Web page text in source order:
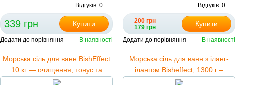
Відгуків: 0
339 грн Купити
Додати до порівняння В наявності
Відгуків: 0
200 грн
179 грн
Купити
Додати до порівняння В наявності
Морська сіль для ванн BishEffect
10 кг — очищення, тонус та
розслаблення
Морська сіль для ванн з іланг-
ілангом Bisheffect, 1300 г –
розслаблення, аромотерапія та